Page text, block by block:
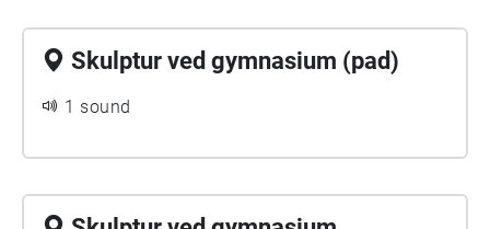
Skulptur ved gymnasium (pad)
1 sound